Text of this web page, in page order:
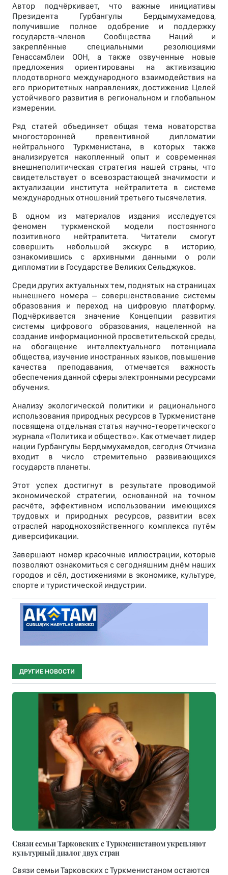
Автор подчёркивает, что важные инициативы
Президента Гурбангулы Бердымухамедова,
получившие полное одобрение и поддержку
государств-членов Сообщества Наций и
закреплённые специальными резолюциями
Генассамблеи ООН, а также озвученные новые
предложения ориентированы на активизацию
плодотворного международного взаимодействия на
его приоритетных направлениях, достижение Целей
устойчивого развития в региональном и глобальном
измерении.
Ряд статей объединяет общая тема новаторства
многосторонней превентивной дипломатии
нейтрального Туркменистана, в которых также
анализируется накопленный опыт и современная
внешнеполитическая стратегия нашей страны, что
свидетельствует о всевозрастающей значимости и
актуализации института нейтралитета в системе
международных отношений третьего тысячелетия.
В одном из материалов издания исследуется
феномен туркменской модели постоянного
позитивного нейтралитета. Читатели смогут
совершить небольшой экскурс в историю,
ознакомившись с архивными данными о роли
дипломатии в Государстве Великих Сельджуков.
Среди других актуальных тем, поднятых на страницах
нынешнего номера – совершенствование системы
образования и переход на цифровую платформу.
Подчёркивается значение Концепции развития
системы цифрового образования, нацеленной на
создание информационной просветительской среды,
на обогащение интеллектуального потенциала
общества, изучение иностранных языков, повышение
качества преподавания, отмечается важность
обеспечения данной сферы электронными ресурсами
обучения.
Анализу экологической политики и рационального
использования природных ресурсов в Туркменистане
посвящена отдельная статья научно-теоретического
журнала «Политика и общество». Как отмечает лидер
нации Гурбангулы Бердымухамедов, сегодня Отчизна
входит в число стремительно развивающихся
государств планеты.
Этот успех достигнут в результате проводимой
экономической стратегии, основанной на точном
расчёте, эффективном использовании имеющихся
трудовых и природных ресурсов, развитии всех
отраслей народнохозяйственного комплекса путём
диверсификации.
Завершают номер красочные иллюстрации, которые
позволяют ознакомиться с сегодняшним днём наших
городов и сёл, достижениями в экономике, культуре,
спорте и туристической индустрии.
ДРУГИЕ НОВОСТИ
Связи семьи Тарковских с Туркменистаном укрепляют
культурный диалог двух стран
Связи семьи Тарковских с Туркменистаном остаются